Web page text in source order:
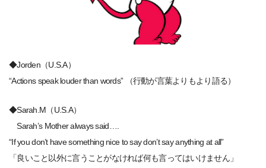
◆Jorden（U.S.A）
“Actions speak louder than words” （行動が言葉よりもより語る）
◆Sarah.M（U.S.A）
Sarah’s Mother always said….
“If you don’t have something nice to say don’t say anything at all”
「良いこと以外に言うことがなければ何も言ってはいけません」